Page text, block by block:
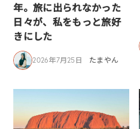
年。旅に出られなかった
日々が、私をもっと旅好
きにした
2026年7月25日 たまやん